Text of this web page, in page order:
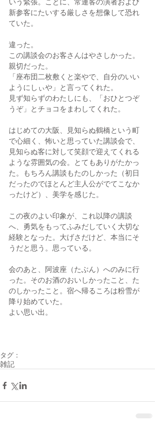
いう緊張。ことに、常連客の演者および
新参客にたいする厳しさを想像して恐れ
ていた。
違った。
この講談会のお客さんはやさしかった。
親切だった。
「座布団二枚敷くと楽やで、自分のいい
ようにしぃや」と言ってくれた。
見ず知らずのわたしにも、「おひとつぞ
うぞ」とチョコをまわしてくれた。
はじめての大阪、見知らぬ鶴橋という町
で心細く、怖いと思っていた講談会で、
見知らぬ客に対して笑顔で迎えてくれる
ような雰囲気の会。とてもありがたかっ
た。もちろん講談もたのしかった（初日
だったのでほとんど主人公がでてこなか
ったけど）、美学を感じた。
この夜のよい印象が、これ以降の講談
へ、勇気をもってふみだしていく大切な
経験となった。大げさだけど、本当にそ
うだと思う。思っている。
会のあと、阿波座（たぶん）へのみに行
った。そのお酒のおいしかったこと、た
のしかったこと。宿へ帰るころは粉雪が
降り始めていた。
よい思い出。
タグ：
雑記